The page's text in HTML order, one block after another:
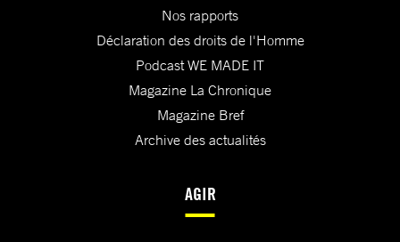
Nos rapports
Déclaration des droits de l'Homme
Podcast WE MADE IT
Magazine La Chronique
Magazine Bref
Archive des actualités
AGIR